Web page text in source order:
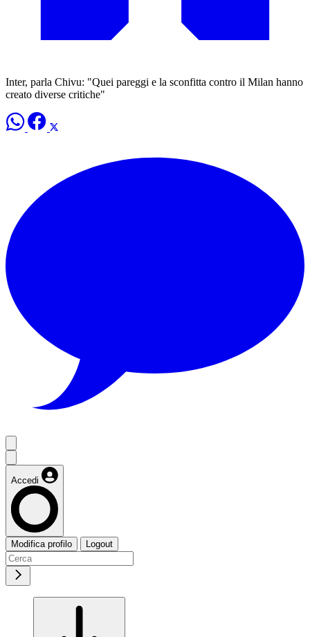
Inter, parla Chivu: "Quei pareggi e la sconfitta contro il Milan hanno
creato diverse critiche"
Accedi
Modifica profilo Logout